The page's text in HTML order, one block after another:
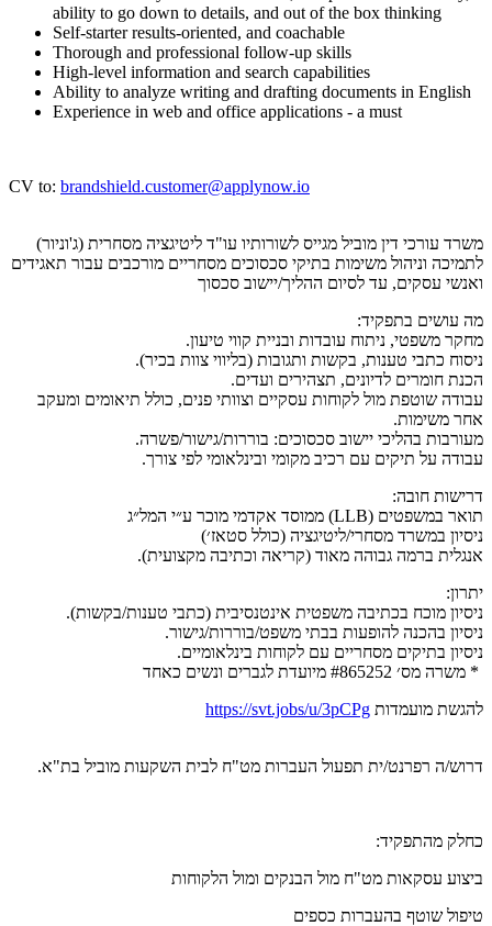
ability to go down to details, and out of the box thinking
Self-starter results-oriented, and coachable
Thorough and professional follow-up skills
High-level information and search capabilities
Ability to analyze writing and drafting documents in English
Experience in web and office applications - a must
CV to: brandshield.customer@applynow.io
משרד עורכי דין מוביל מגייס לשורותיו עו"ד ליטיגציה מסחרית (ג'וניור)
לתמיכה וניהול משימות בתיקי סכסוכים מסחריים מורכבים עבור תאגידים
ואנשי עסקים, עד לסיום ההליך/יישוב סכסוך
מה עושים בתפקיד:
מחקר משפטי, ניתוח עובדות ובניית קווי טיעון.
ניסוח כתבי טענות, בקשות ותגובות (בליווי צוות בכיר).
הכנת חומרים לדיונים, תצהירים ועדים.
עבודה שוטפת מול לקוחות עסקיים וצוותי פנים, כולל תיאומים ומעקב
אחר משימות.
מעורבות בהליכי יישוב סכסוכים: בוררות/גישור/פשרה.
עבודה על תיקים עם רכיב מקומי ובינלאומי לפי צורך.
דרישות חובה:
תואר במשפטים (LLB) ממוסד אקדמי מוכר ע״י המל״ג
ניסיון במשרד מסחרי/ליטיגציה (כולל סטאז׳)
אנגלית ברמה גבוהה מאוד (קריאה וכתיבה מקצועית).
יתרון:
ניסיון מוכח בכתיבה משפטית אינטנסיבית (כתבי טענות/בקשות).
ניסיון בהכנה להופעות בבתי משפט/בוררות/גישור.
ניסיון בתיקים מסחריים עם לקוחות בינלאומיים.
* משרה מס׳ #865252 מיועדת לגברים ונשים כאחד
להגשת מועמדות https://svt.jobs/u/3pCPg
דרוש/ה רפרנט/ית תפעול העברות מט"ח לבית השקעות מוביל בת"א.
כחלק מהתפקיד:
ביצוע עסקאות מט"ח מול הבנקים ומול הלקוחות
טיפול שוטף בהעברות כספים